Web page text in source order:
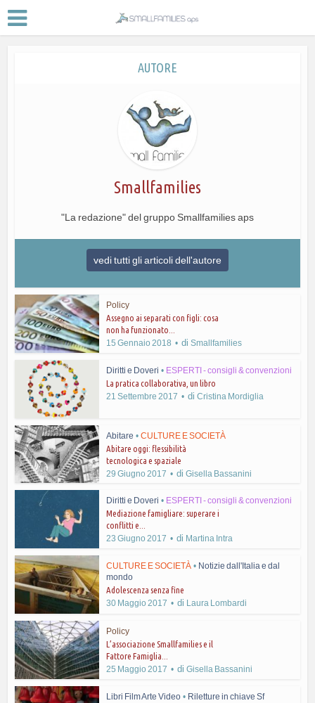
AUTORE
Smallfamilies
"La redazione" del gruppo Smallfamilies aps
vedi tutti gli articoli dell'autore
Policy
Assegno ai separati con figli: cosa
non ha funzionato...
15 Gennaio 2018
diSmallfamilies
Diritti e Doveri • ESPERTI - consigli & convenzioni
La pratica collaborativa, un libro
21 Settembre 2017
diCristina Mordiglia
Abitare • CULTURE E SOCIETÀ
Abitare oggi: flessibilità
tecnologica e spaziale
29 Giugno 2017
diGisella Bassanini
Diritti e Doveri • ESPERTI - consigli & convenzioni
Mediazione famigliare: superare i
conflitti e...
23 Giugno 2017
di Martina Intra
CULTURE E SOCIETÀ • Notizie dall'Italia e dal
mondo
Adolescenza senza fine
30 Maggio 2017
di Laura Lombardi
Policy
L’associazione Smallfamilies e il
Fattore Famiglia...
25 Maggio 2017
diGisella Bassanini
Libri Film Arte Video • Riletture in chiave Sf